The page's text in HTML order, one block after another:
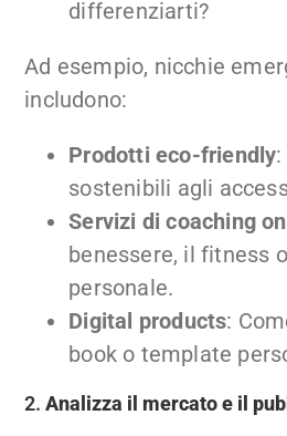
differenziarti?
Ad esempio, nicchie
includono:
Prodotti eco-friendly
sostenibili agli
Servizi di coaching
benessere, il fitness
personale.
Digital products:
book o template
2.Analizza il mercato e il